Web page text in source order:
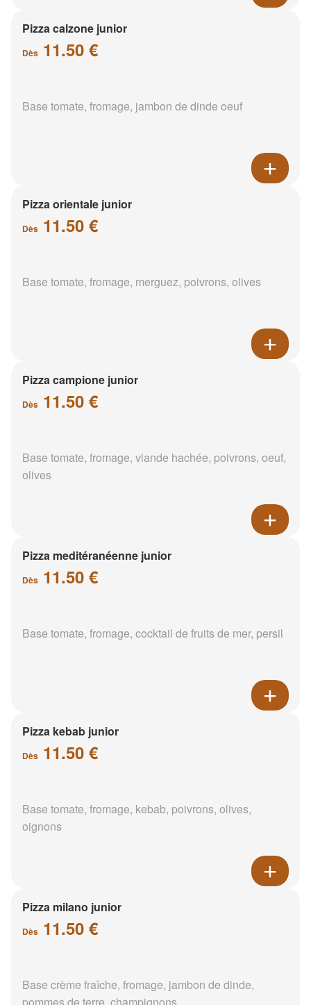
Pizza calzone junior
Dès 11.50 €
Base tomate, fromage, jambon de dinde oeuf
Pizza orientale junior
Dès 11.50 €
Base tomate, fromage, merguez, poivrons, olives
Pizza campione junior
Dès 11.50 €
Base tomate, fromage, viande hachée, poivrons, oeuf,
olives
Pizza meditéranéenne junior
Dès 11.50 €
Base tomate, fromage, cocktail de fruits de mer, persil
Pizza kebab junior
Dès 11.50 €
Base tomate, fromage, kebab, poivrons, olives,
oignons
Pizza milano junior
Dès 11.50 €
Base crème fraîche, fromage, jambon de dinde,
pommes de terre, champignons